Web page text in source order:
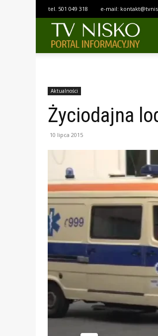
tel. 501 049 318 e-mail:
Aktualności
Życiodajna
10 lipca 2015